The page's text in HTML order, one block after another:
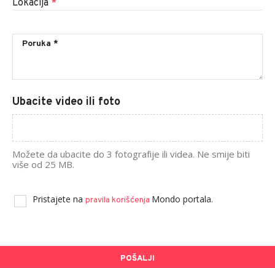
Lokacija *
Ubacite video ili foto
Možete da ubacite do 3 fotografije ili videa. Ne smije biti
više od 25 MB.
Pristajete na pravila korišćenja Mondo portala.
POŠALJI